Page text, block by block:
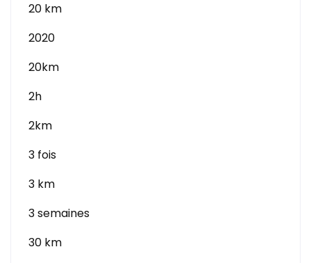
20 km
2020
20km
2h
2km
3 fois
3 km
3 semaines
30 km